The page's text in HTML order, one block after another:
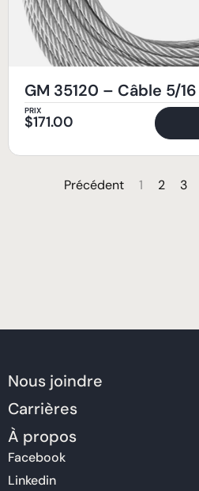
GM 35120 – Câble 5/
PRIX
$171.00
Précédent 1 2 3
Nous joindre
Carrières
À propos
Facebook
Linkedin